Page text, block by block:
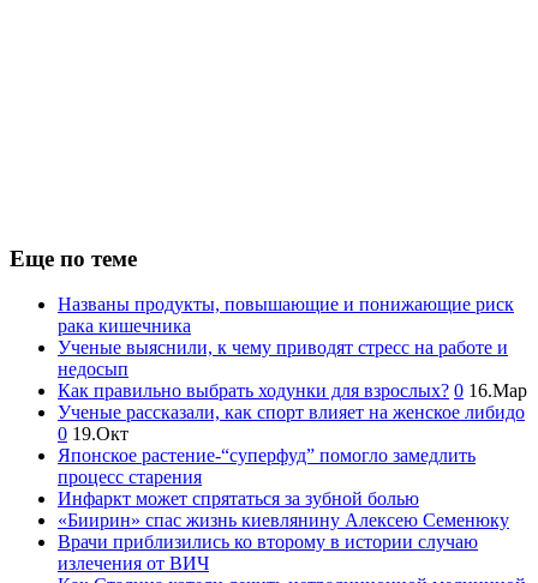
Еще по теме
Названы продукты, повышающие и понижающие риск
рака кишечника
Ученые выяснили, к чему приводят стресс на работе и
недосып
Как правильно выбрать ходунки для взрослых? 0 16.Мар
Ученые рассказали, как спорт влияет на женское либидо
0 19.Окт
Японское растение-“суперфуд” помогло замедлить
процесс старения
Инфаркт может спрятаться за зубной болью
«Биирин» спас жизнь киевлянину Алексею Семенюку
Врачи приблизились ко второму в истории случаю
излечения от ВИЧ